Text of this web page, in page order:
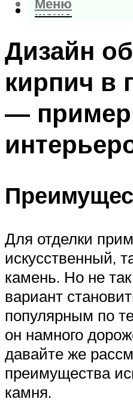
Меню
Дизайн
кирпич в
—
Для отделки
искусственный,
камень. Но не
вариант
популярным по
он намного
давайте же
преимущества
камня.